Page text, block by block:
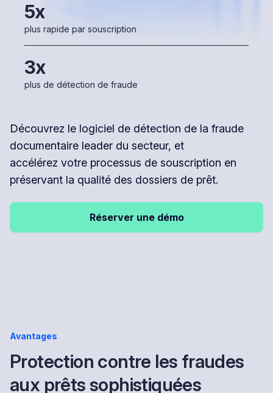
3x
plus de détection de fraude
5x
plus rapide par souscription
Découvrez le logiciel de détection de la fraude
documentaire leader du secteur, et
accélérez votre processus de souscription en
préservant la qualité des dossiers de prêt.
Réserver une démo
Avantages
Protection contre les fraudes
aux prêts sophistiquées